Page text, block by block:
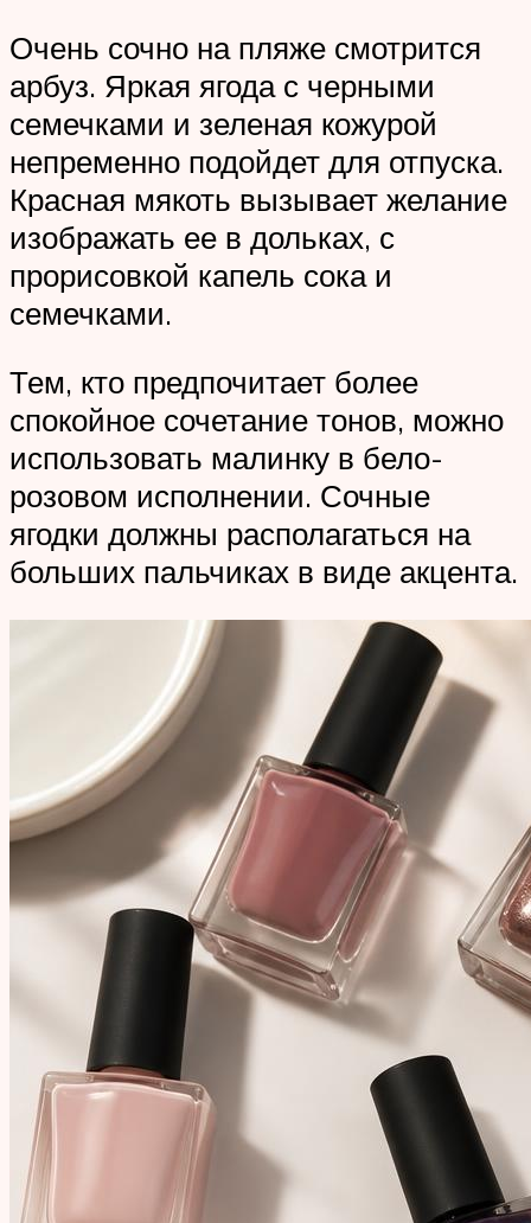
Очень сочно на пляже смотрится
арбуз. Яркая ягода с черными
семечками и зеленая кожурой
непременно подойдет для отпуска.
Красная мякоть вызывает желание
изображать ее в дольках, с
прорисовкой капель сока и
семечками.
Тем, кто предпочитает более
спокойное сочетание тонов, можно
использовать малинку в бело-
розовом исполнении. Сочные
ягодки должны располагаться на
больших пальчиках в виде акцента.